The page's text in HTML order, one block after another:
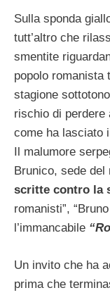
Sulla sponda
tutt’altro che
smentite
popolo romanista
stagione
rischio di perdere
come ha lasciato
Il malumore
Brunico, sede del
scritte contro la
romanisti”,
l’immancabile
Un invito che ha
prima che